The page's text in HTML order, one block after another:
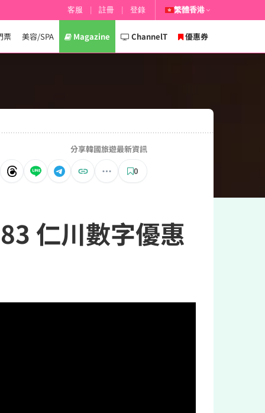
票 美容/SPA Magazine ChannelT 優惠券
客服 註冊 登錄 繁體香港
分享韓國旅遊最新資訊
0
仁川數字優惠